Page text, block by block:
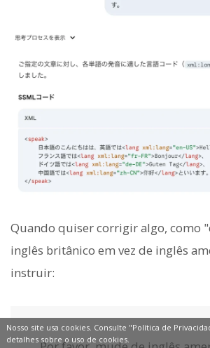
Quando quiser corrigir algo, como
inglês britânico em vez de inglês
instruir:
Nosso site usa cookies. Consulte "Política de
detalhes sobre o uso de cookies.